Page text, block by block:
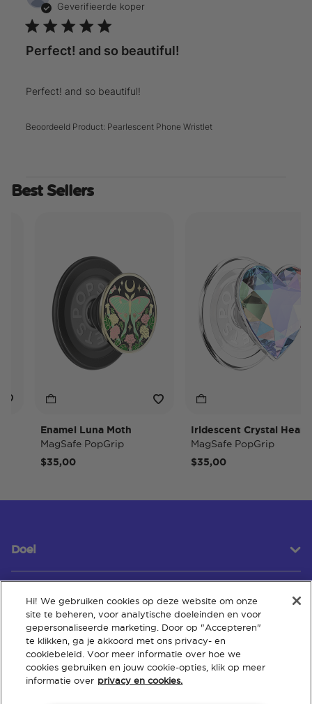
Geverifieerde koper
Perfect! and so beautiful!
Perfect! and so beautiful!
Beoordeeld Product: Pearlescent Phone Wristlet
Best Sellers
Enamel Luna Moth
MagSafe PopGrip
$35,00
Iridescent Crystal Heart
MagSafe PopGrip
$35,00
Doel
Klantenservice
Over
Hi! We gebruiken cookies op deze website om onze
site te beheren, voor analytische doeleinden en voor
gepersonaliseerde marketing. Door op "Accepteren"
te klikken, ga je akkoord met ons privacy- en
cookiebeleid. Voor meer informatie over hoe we
cookies gebruiken en jouw cookie-opties, klik op meer
informatie over privacy en cookies.